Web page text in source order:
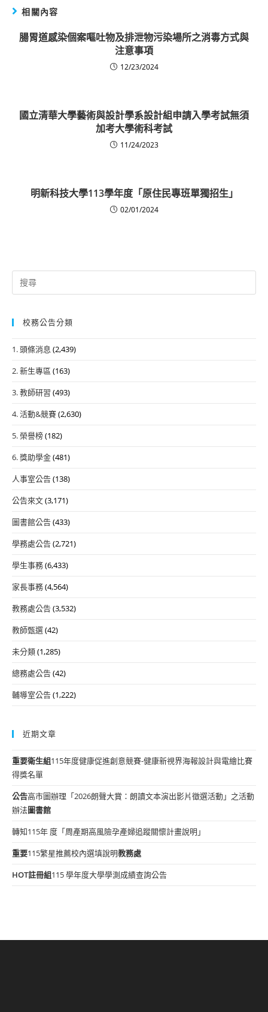
相關內容
腸胃道感染個案嘔吐物及排泄物污染場所之消毒方式與
注意事項
12/23/2024
國立清華大學藝術與設計學系設計組申請入學考試無須
加考大學術科考試
11/24/2023
明新科技大學113學年度「原住民專班單獨招生」
02/01/2024
Search
for:
校務公告分類
1. 頭條消息 (2,439)
2. 新生專區 (163)
3. 教師研習 (493)
4. 活動&競賽(2,630)
5. 榮譽榜(182)
6. 獎助學金(481)
人事室公告(138)
公告來文(3,171)
圖書館公告(433)
學務處公告(2,721)
學生事務(6,433)
家長事務(4,564)
教務處公告(3,532)
教師甄選(42)
未分類(1,285)
總務處公告(42)
輔導室公告(1,222)
近期文章
重要衛生組115年度健康促進創意競賽-健康新視界海報設計與電繪比賽
得獎名單
公告高市圖辦理「2026朗聲大賞：朗讀文本演出影片徵選活動」之活動
辦法圖書館
轉知115年 度「周產期高風險孕產婦追蹤關懷計畫說明」
重要115繁星推薦校內選填說明教務處
HOT註冊組115 學年度大學學測成績查詢公告